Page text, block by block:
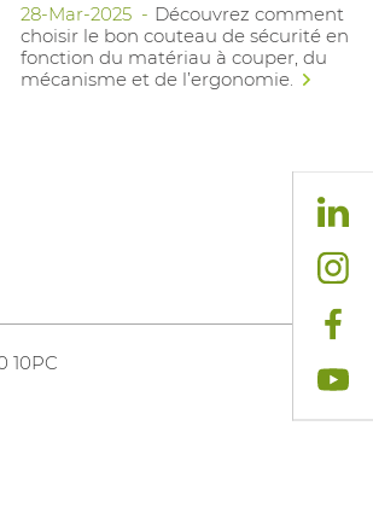
28-Mar-2025
Découvrez comment
choisir le bon couteau de sécurité en
fonction du matériau à couper, du
mécanisme et de l’ergonomie.
10PC